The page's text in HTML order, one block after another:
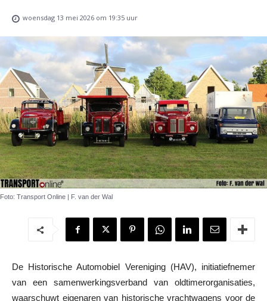
woensdag 13 mei 2026 om 19:35 uur
Foto: Transport Online | F. van der Wal
De Historische Automobiel Vereniging (HAV), initiatiefnemer
van een samenwerkingsverband van oldtimerorganisaties,
waarschuwt eigenaren van historische vrachtwagens voor de